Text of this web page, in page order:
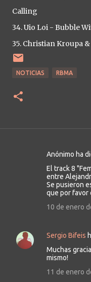
Calling
34. Uio Loi - Bubble
35. Christian Kroupa
NOTICIAS RBMA
a
r
Anónimo ha
El track 8
entre
Se pusieron
que por favor
10 de enero
Sergio Bifeis
Muchas
mismo!
11 de enero